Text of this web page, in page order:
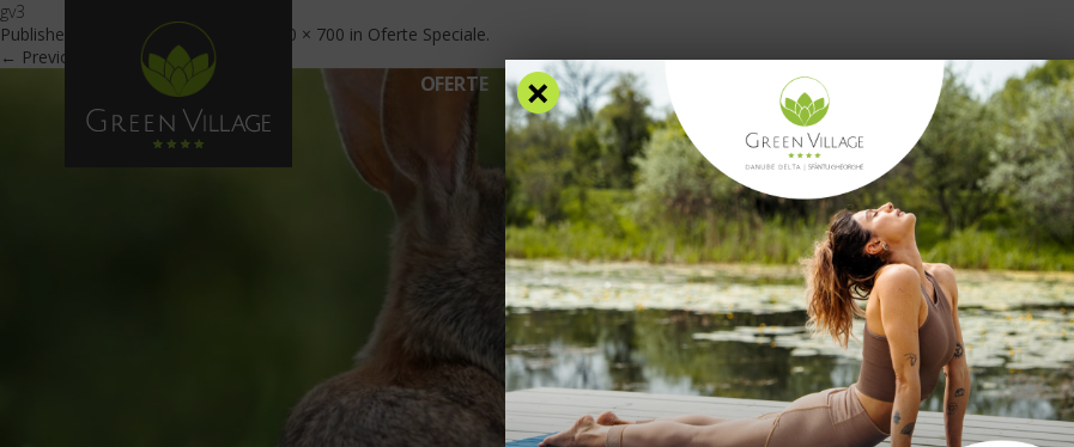
OFERTE CAZARE FACILITĂȚI EXPERIENȚE TARIFE INFO UTILE
gv3
Published
November 15, 2018 1920 × 700 in Oferte Speciale.
← Previous
Next →
×